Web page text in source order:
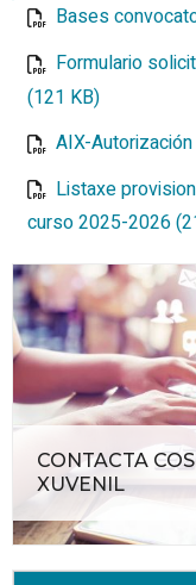
Bases
Formulario
(121 KB)
AIX-
Listaxe
curso 2025-2026
CONTACTA
XUVENIL